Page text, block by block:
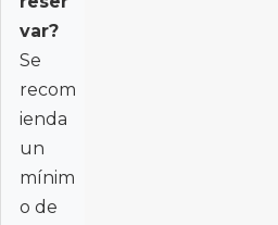
var?
Se
recom
ienda
un
mínim
o de